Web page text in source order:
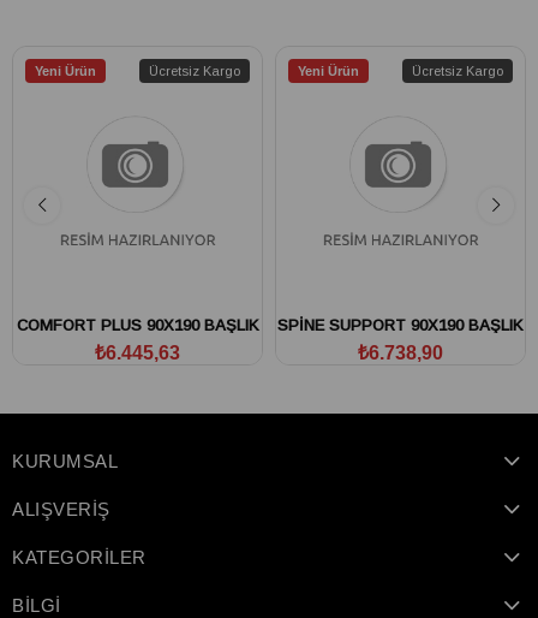
Yeni Ürün Ücretsiz Kargo
COMFORT PLUS 90X190 BAŞLIK
₺6.445,63
Yeni Ürün Ücretsiz Kargo
SPİNE SUPPORT 90X190 BAŞLIK
₺6.738,90
KURUMSAL
ALIŞVERİŞ
KATEGORİLER
BİLGİ